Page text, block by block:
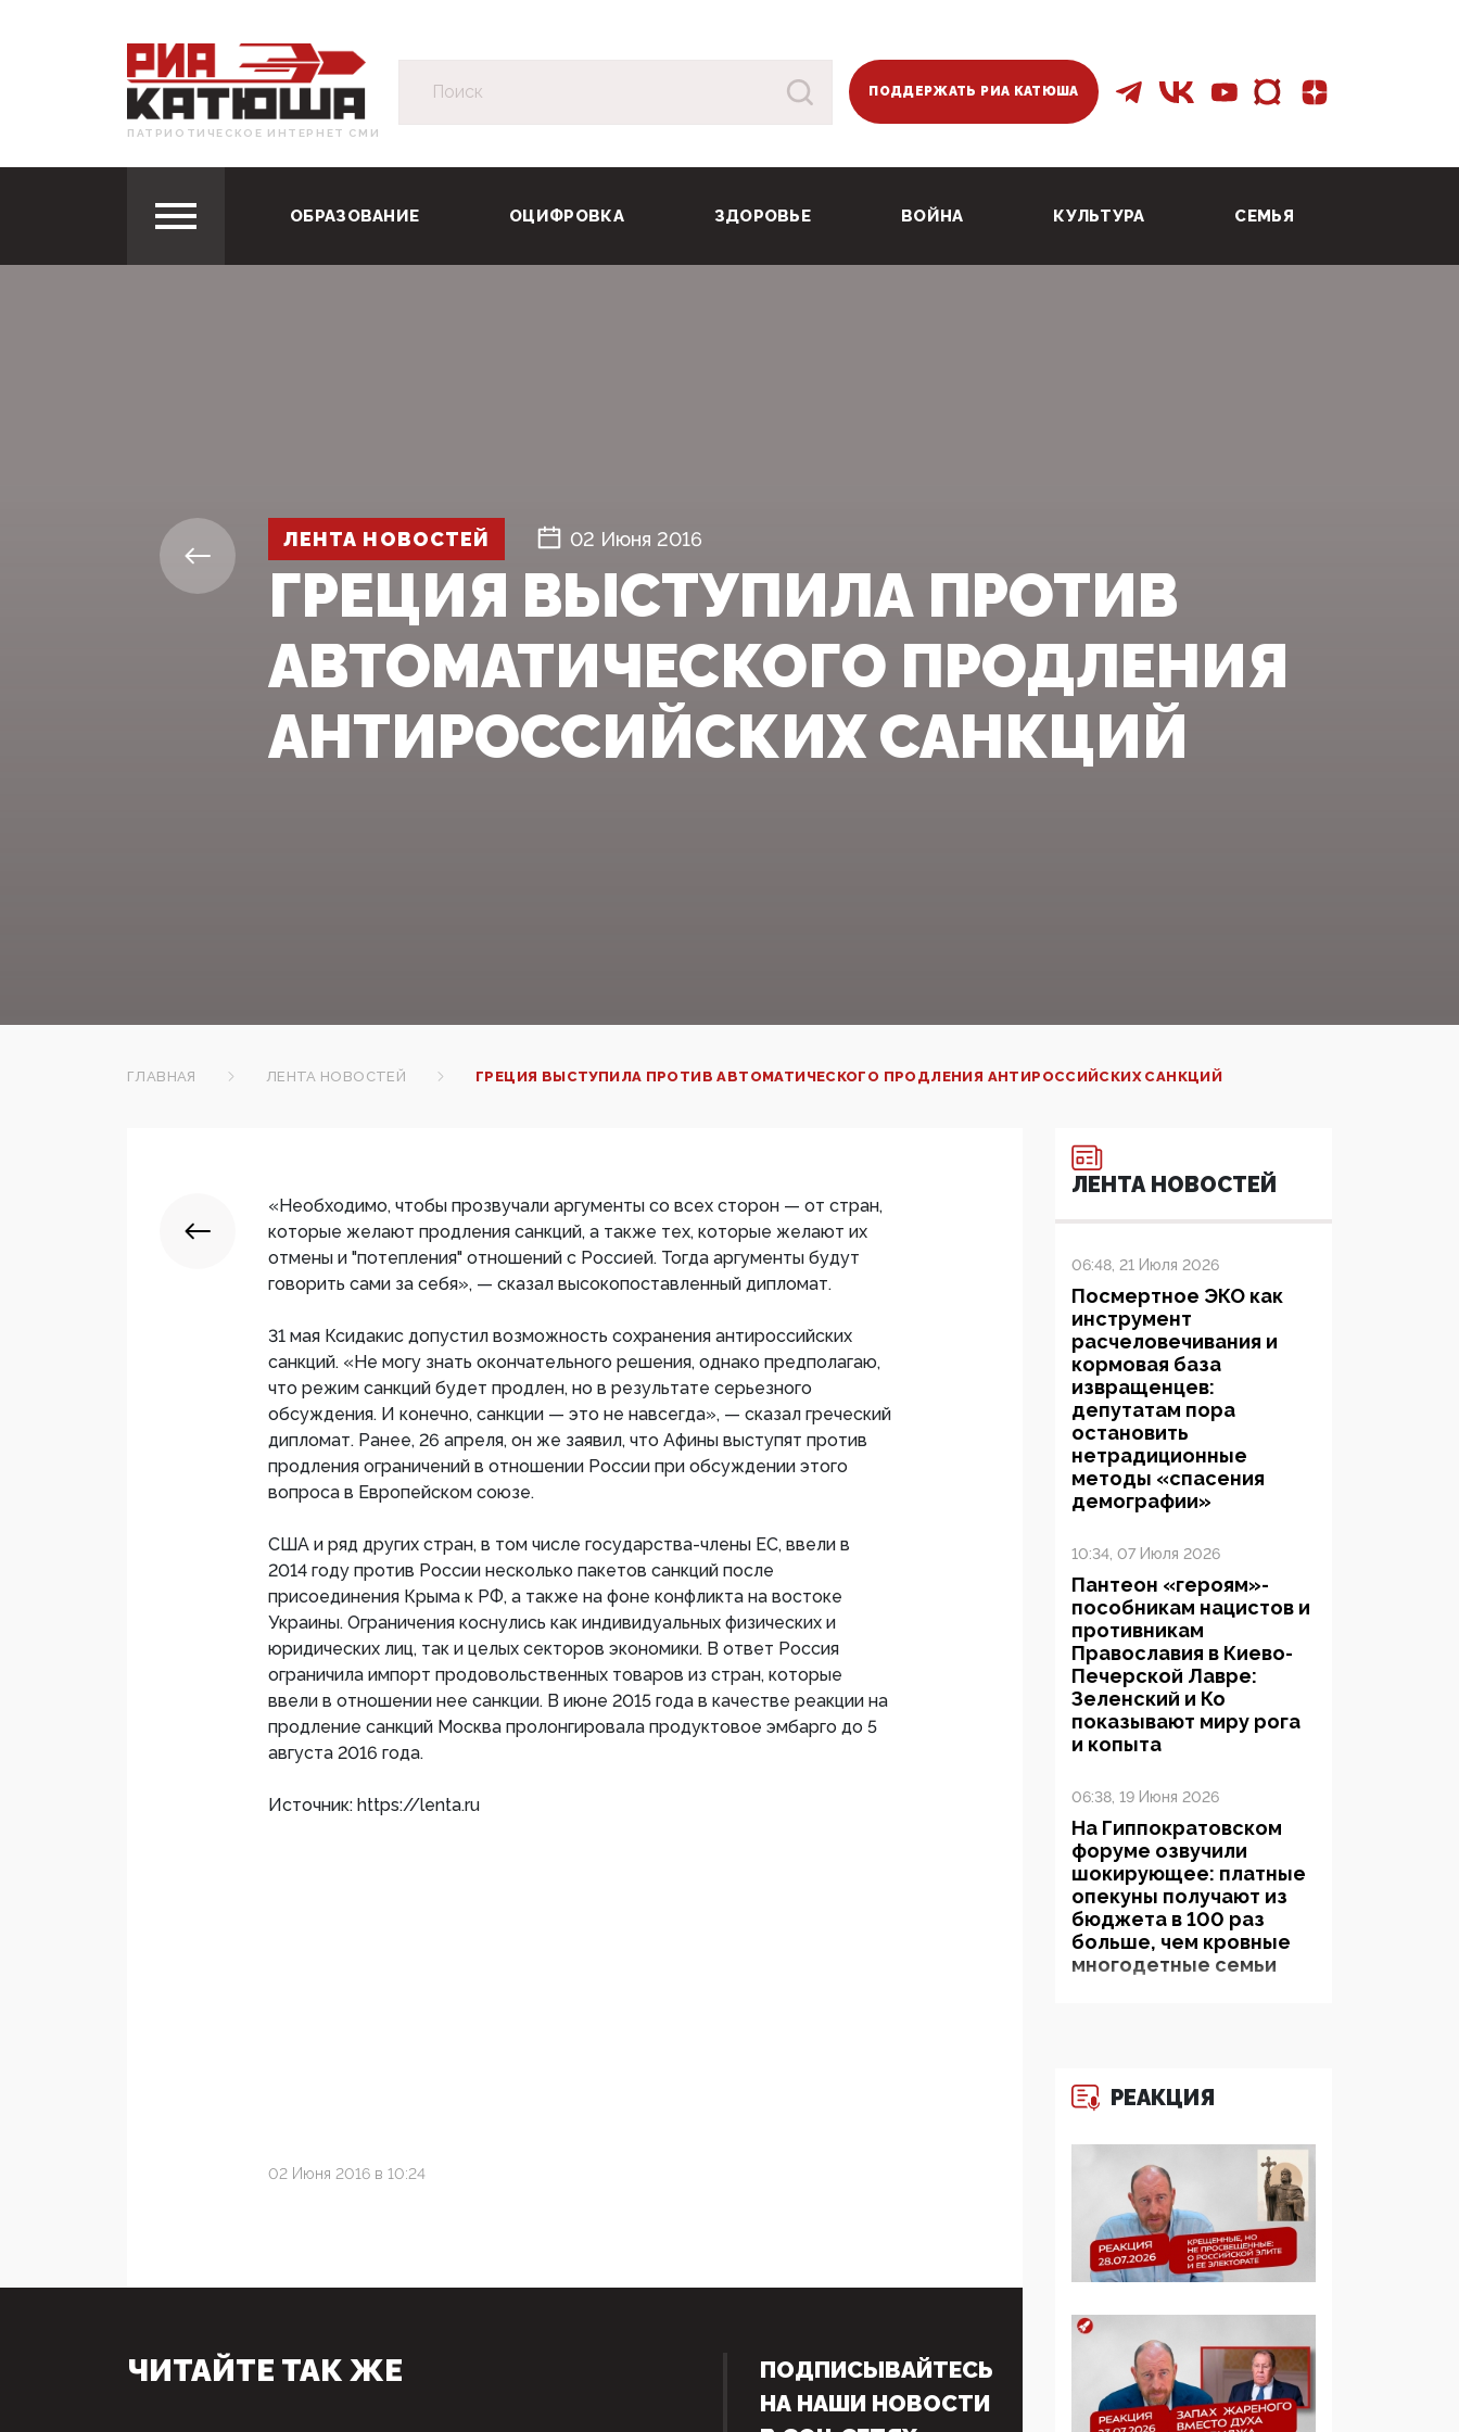
ПАТРИОТИЧЕСКОЕ ИНТЕРНЕТ СМИ
ПОДДЕРЖАТЬ РИА КАТЮША
ОБРАЗОВАНИЕ ОЦИФРОВКА ЗДОРОВЬЕ ВОЙНА КУЛЬТУРА СЕМЬЯ
ЛЕНТА НОВОСТЕЙ 02 Июня 2016
ГРЕЦИЯ ВЫСТУПИЛА ПРОТИВ
АВТОМАТИЧЕСКОГО ПРОДЛЕНИЯ
АНТИРОССИЙСКИХ САНКЦИЙ
ГЛАВНАЯ ЛЕНТА НОВОСТЕЙ ГРЕЦИЯ ВЫСТУПИЛА ПРОТИВ АВТОМАТИЧЕСКОГО ПРОДЛЕНИЯ АНТИРОССИЙСКИХ САНКЦИЙ
«Необходимо, чтобы прозвучали аргументы со всех сторон — от стран,
которые желают продления санкций, а также тех, которые желают их
отмены и "потепления" отношений с Россией. Тогда аргументы будут
говорить сами за себя», — сказал высокопоставленный дипломат.
31 мая Ксидакис допустил возможность сохранения антироссийских
санкций. «Не могу знать окончательного решения, однако предполагаю,
что режим санкций будет продлен, но в результате серьезного
обсуждения. И конечно, санкции — это не навсегда», — сказал греческий
дипломат. Ранее, 26 апреля, он же заявил, что Афины выступят против
продления ограничений в отношении России при обсуждении этого
вопроса в Европейском союзе.
США и ряд других стран, в том числе государства-члены ЕС, ввели в
2014 году против России несколько пакетов санкций после
присоединения Крыма к РФ, а также на фоне конфликта на востоке
Украины. Ограничения коснулись как индивидуальных физических и
юридических лиц, так и целых секторов экономики. В ответ Россия
ограничила импорт продовольственных товаров из стран, которые
ввели в отношении нее санкции. В июне 2015 года в качестве реакции на
продление санкций Москва пролонгировала продуктовое эмбарго до 5
августа 2016 года.
Источник: https://lenta.ru
02 Июня 2016 в 10:24
ЛЕНТА НОВОСТЕЙ
06:48, 21 Июля 2026
Посмертное ЭКО как
инструмент
расчеловечивания и
кормовая база
извращенцев:
депутатам пора
остановить
нетрадиционные
методы «спасения
демографии»
10:34, 07 Июля 2026
Пантеон «героям»-
пособникам нацистов и
противникам
Православия в Киево-
Печерской Лавре:
Зеленский и Ко
показывают миру рога
и копыта
06:38, 19 Июня 2026
На Гиппократовском
форуме озвучили
шокирующее: платные
опекуны получают из
бюджета в 100 раз
больше, чем кровные
многодетные семьи
редакцией Медведева:
суверенитет,
традиционные
ценности и немного
двоемыслия
11:53, 09 Июня 2026
Прокуратура наконец
экстремистскую
деятельность ИИТО
ЮНЕСКО в России, но
цифроглобалисты
продолжают
РЕАКЦИЯ
ЧИТАЙТЕ ТАК ЖЕ
ПОДПИСЫВАЙТЕСЬ
НА НАШИ НОВОСТИ